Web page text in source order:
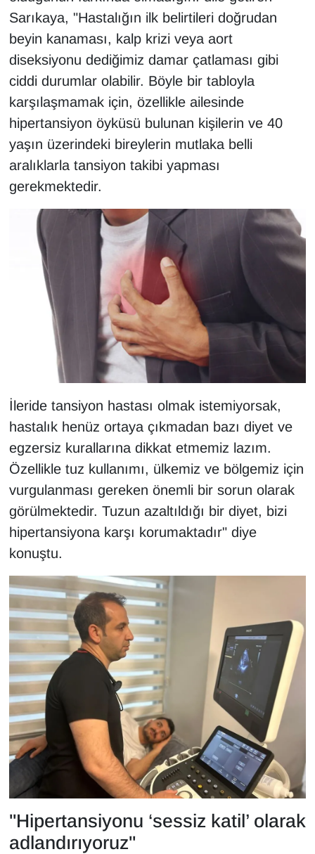
Sarıkaya, "Hastalığın ilk belirtileri doğrudan
beyin kanaması, kalp krizi veya aort
diseksiyonu dediğimiz damar çatlaması gibi
ciddi durumlar olabilir. Böyle bir tabloyla
karşılaşmamak için, özellikle ailesinde
hipertansiyon öyküsü bulunan kişilerin ve 40
yaşın üzerindeki bireylerin mutlaka belli
aralıklarla tansiyon takibi yapması
gerekmektedir.
İleride tansiyon hastası olmak istemiyorsak,
hastalık henüz ortaya çıkmadan bazı diyet ve
egzersiz kurallarına dikkat etmemiz lazım.
Özellikle tuz kullanımı, ülkemiz ve bölgemiz için
vurgulanması gereken önemli bir sorun olarak
görülmektedir. Tuzun azaltıldığı bir diyet, bizi
hipertansiyona karşı korumaktadır" diye
konuştu.
"Hipertansiyonu ‘sessiz katil’ olarak
adlandırıyoruz"